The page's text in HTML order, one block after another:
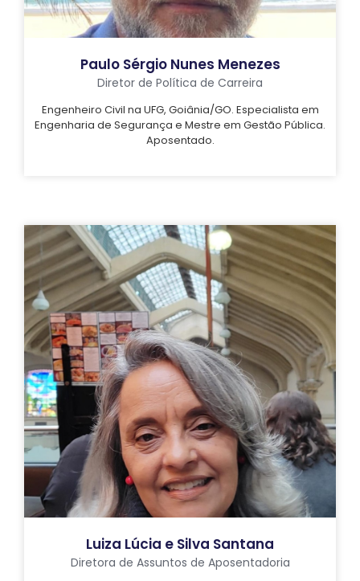
Paulo Sérgio Nunes Menezes
Diretor de Política de Carreira
Engenheiro Civil na UFG, Goiânia/GO. Especialista em
Engenharia de Segurança e Mestre em Gestão Pública.
Aposentado.
Luiza Lúcia e Silva Santana
Diretora de Assuntos de Aposentadoria